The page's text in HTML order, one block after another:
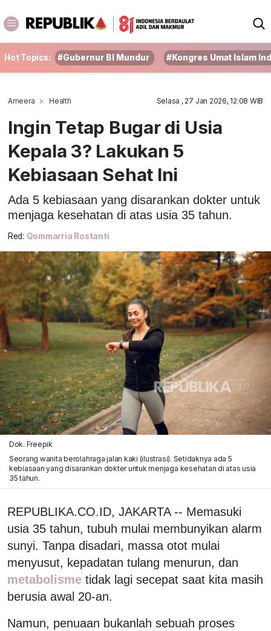
Hot Topics: #Gubernur BI Mundur #Kongres Umat Islam
Ameera Health Selasa , 27 Jan 2026, 12:08 WIB
Ingin Tetap Bugar di Usia
Kepala 3? Lakukan 5
Kebiasaan Sehat Ini
Ada 5 kebiasaan yang disarankan dokter untuk
menjaga kesehatan di atas usia 35 tahun.
Red: Qommarria Rostanti
Dok. Freepik
Seorang wanita berolahraga jalan kaki (ilustrasi). Setidaknya ada 5
kebiasaan yang disarankan dokter untuk menjaga kesehatan di atas usia
35 tahun.
REPUBLIKA.CO.ID, JAKARTA -- Memasuki
usia 35 tahun, tubuh mulai membunyikan alarm
sunyi. Tanpa disadari, massa otot mulai
menyusut, kepadatan tulang menurun, dan
metabolisme tidak lagi secepat saat kita masih
berusia awal 20-an.
Namun, penuaan bukanlah sebuah proses